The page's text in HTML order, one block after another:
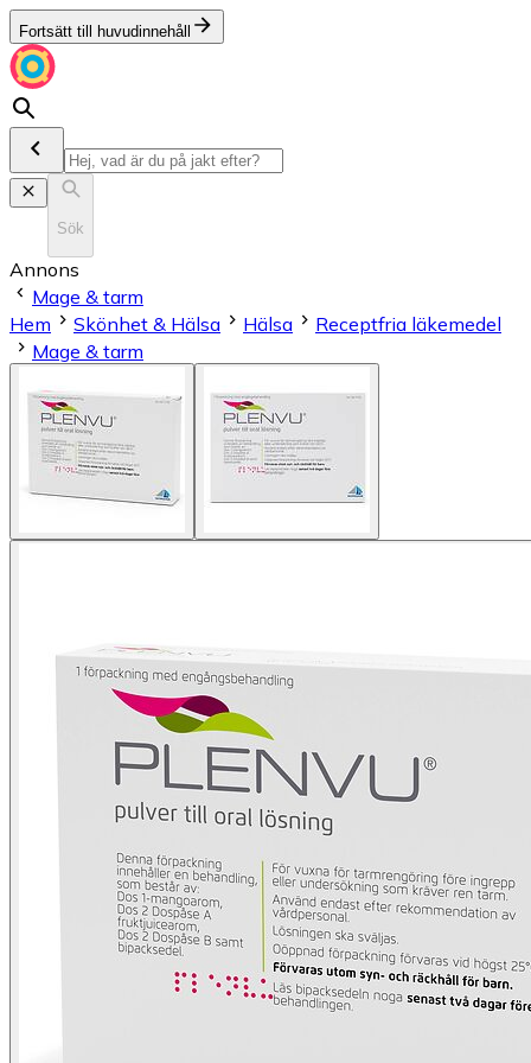
Fortsätt till huvudinnehåll
Sök
Annons
Mage & tarm
Hem
Skönhet & Hälsa Hälsa
Receptfria läkemedel
Mage & tarm